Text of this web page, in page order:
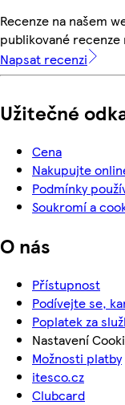
Recenze na našem
publikované
Napsat recenzi
Užitečné
Cena
Nakupujte
Podmínky
Soukromí a
O nás
Přístupnost
Podívejte se,
Poplatek za
Nastavení
Možnosti platby
itesco.cz
Clubcard